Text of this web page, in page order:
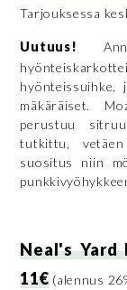
Tarjouksessa
Uutuus!
mäkäräiset.
perustuu
tutkittu,
suositus niin
Neal's Yard
11€(alennus